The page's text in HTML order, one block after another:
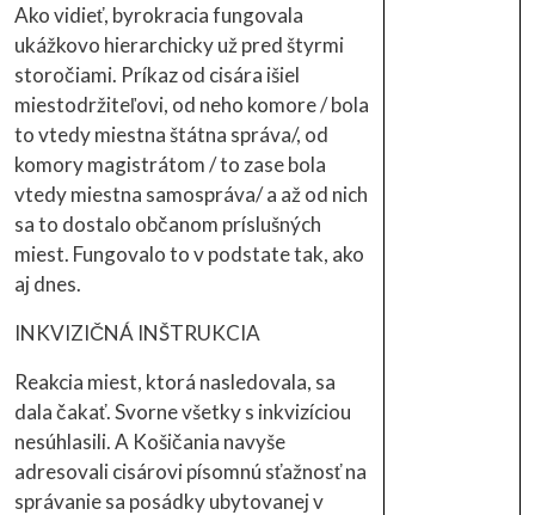
Ako vidieť, byrokracia fungovala
ukážkovo hierarchicky už pred štyrmi
storočiami. Príkaz od cisára išiel
miestodržiteľovi, od neho komore / bola
to vtedy miestna štátna správa/, od
komory magistrátom / to zase bola
vtedy miestna samospráva/ a až od nich
sa to dostalo občanom príslušných
miest. Fungovalo to v podstate tak, ako
aj dnes.
INKVIZIČNÁ INŠTRUKCIA
Reakcia miest, ktorá nasledovala, sa
dala čakať. Svorne všetky s inkvizíciou
nesúhlasili. A Košičania navyše
adresovali cisárovi písomnú sťažnosť na
správanie sa posádky ubytovanej v